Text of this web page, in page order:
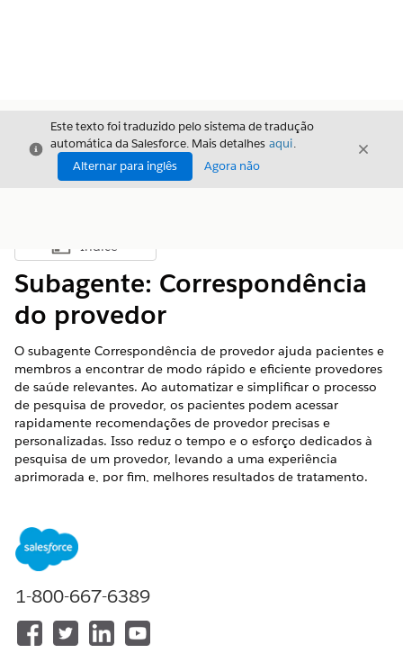
Fechar
Este texto foi traduzido pelo sistema de tradução
automática da Salesforce. Mais detalhes aqui.
Alternar para inglês
Agora não
Fechar
Mostrar índice
Índice
Subagente: Correspondência
do provedor
O subagente Correspondência de provedor ajuda pacientes e
membros a encontrar de modo rápido e eficiente provedores
de saúde relevantes. Ao automatizar e simplificar o processo
de pesquisa de provedor, os pacientes podem acessar
rapidamente recomendações de provedor precisas e
personalizadas. Isso reduz o tempo e o esforço dedicados à
pesquisa de um provedor, levando a uma experiência
aprimorada e, por fim, melhores resultados de tratamento.
Disponível em: Lightning Experience
Health Cloud.
Detalhes do subagente
1-800-667-6389